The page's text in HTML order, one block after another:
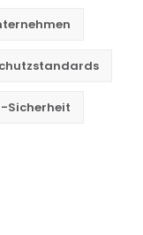
Sicherheit